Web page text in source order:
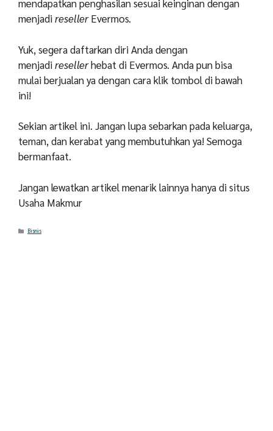
mendapatkan penghasilan sesuai keinginan dengan
menjadiresellerEvermos.
Yuk, segera daftarkan diri Anda dengan
menjadiresellerhebat di Evermos. Anda pun bisa
mulai berjualan ya dengan cara klik tombol di bawah
ini!
Sekian artikel ini. Jangan lupa sebarkan pada keluarga,
teman, dan kerabat yang membutuhkan ya! Semoga
bermanfaat.
Jangan lewatkan artikel menarik lainnya hanya di situs
Usaha Makmur
Categories
Bisnis